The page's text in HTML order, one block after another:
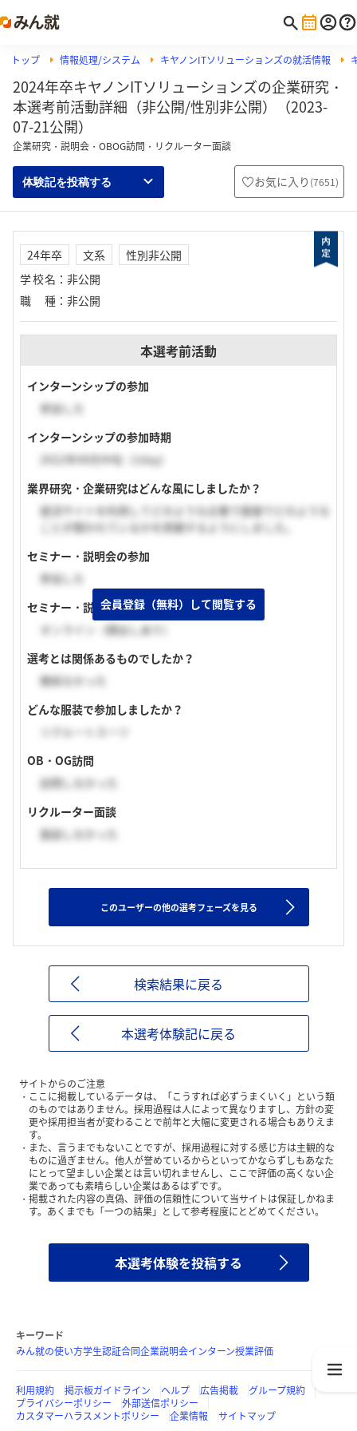
トップ 情報処理/システム キヤノンITソリューションズの就活情報
2024年卒キヤノンITソリューションズの企業研究・
本選考前活動詳細（非公開/性別非公開）（2023-
07-21公開）
企業研究・説明会・OBOG訪問・リクルーター面談
体験記を投稿する お気に入り (7651)
24年卒 文系
性別非公開
学校名 ： 非公開
職種 ： 非公開
本選考前活動
インターンシップの参加
参加した
インターンシップの参加時期
2022年08月中旬（1day）
業界研究・企業研究はどんな風にしましたか？
就活サイトを利用してどのような企業で面接でどのような
ことが聞かれているかを把握するようにしました。
セミナー・説明会の参加
参加した
セミナー・説明会の実施形式
オンライン（顔出しあり）
選考とは関係あるものでしたか？
関係なかった
どんな服装で参加しましたか？
リクルートスーツ
OB・OG訪問
訪問しなかった
リクルーター面談
面談しなかった
会員登録（無料）して閲覧する
このユーザーの他の選考フェーズを見る
検索結果に戻る
本選考体験記に戻る
サイトからのご注意
ここに掲載しているデータは、「こうすれば必ずうまくいく」という類
のものではありません。採用過程は人によって異なりますし、方針の変
更や採用担当者が変わることで前年と大幅に変更される場合もありえま
す。
また、言うまでもないことですが、採用過程に対する感じ方は主観的な
ものに過ぎません。他人が誉めているからといってかならずしもあなた
にとって望ましい企業とは言い切れませんし、ここで評価の高くない企
業であっても素晴らしい企業はあるはずです。
掲載された内容の真偽、評価の信頼性について当サイトは保証しかねま
す。あくまでも「一つの結果」として参考程度にとどめてください。
本選考体験を投稿する
キーワード
みん就の使い方学生認証合同企業説明会インターン授業評価
利用規約 掲示板ガイドライン ヘルプ 広告掲載
グループ規約
プライバシーポリシー
外部送信ポリシー
カスタマーハラスメントポリシー
企業情報 サイトマップ